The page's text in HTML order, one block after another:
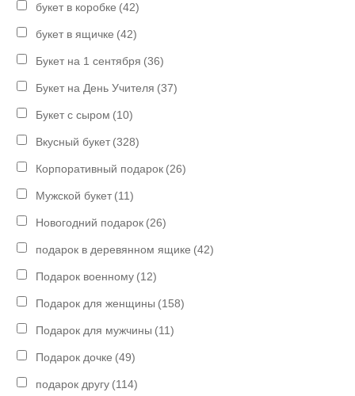
букет в коробке (42)
букет в ящичке (42)
Букет на 1 сентября (36)
Букет на День Учителя (37)
Букет с сыром (10)
Вкусный букет (328)
Корпоративный подарок (26)
Мужской букет (11)
Новогодний подарок (26)
подарок в деревянном ящике (42)
Подарок военному (12)
Подарок для женщины (158)
Подарок для мужчины (11)
Подарок дочке (49)
подарок другу (114)